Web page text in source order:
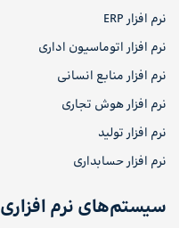
نرم افزار ERP
نرم افزار اتوماسیون اداری
نرم افزار منابع انسانی
نرم افزار هوش تجاری
نرم افزار تولید
نرم افزار حسابداری
سیستم‌های نرم افزاری